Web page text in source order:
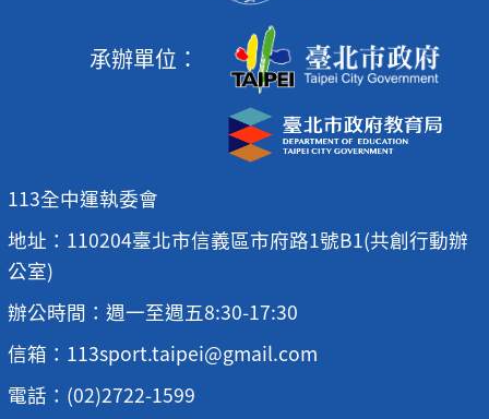
承辦單位：
113全中運執委會
地址：110204臺北市信義區市府路1號B1(共創行動辦
公室)
辦公時間：週一至週五8:30-17:30
信箱：113sport.taipei@gmail.com
電話：(02)2722-1599